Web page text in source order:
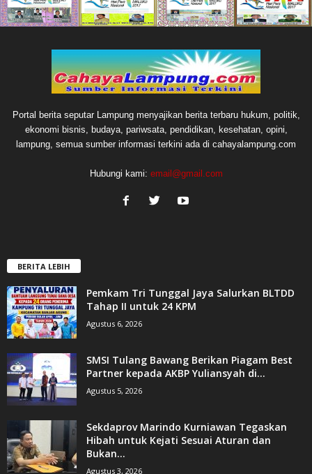
Portal berita seputar Lampung menyajikan berita terbaru hukum, politik,
ekonomi bisnis, budaya, pariwsata, pendidikan, kesehatan, opini,
lampung, semua sumber informasi terkini ada di cahayalampung.com
Hubungi kami: email@gmail.com
BERITA LEBIH
Pemkam Tri Tunggal Jaya Salurkan BLTDD
Tahap II untuk 24 KPM
Agustus 6, 2026
SMSI Tulang Bawang Berikan Piagam Best
Partner kepada AKBP Yuliansyah di...
Agustus 5, 2026
Sekdaprov Marindo Kurniawan Tegaskan
Hibah untuk Kejati Sesuai Aturan dan
Bukan...
Agustus 3, 2026